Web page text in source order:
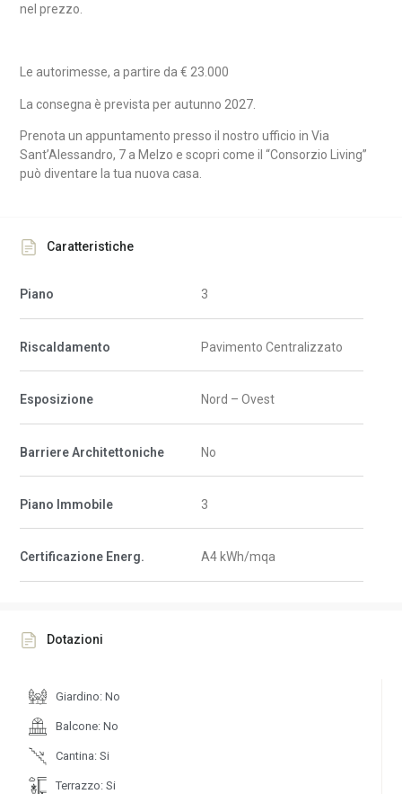
nel prezzo.
Le autorimesse, a partire da € 23.000
La consegna è prevista per autunno 2027.
Prenota un appuntamento presso il nostro ufficio in Via
Sant’Alessandro, 7 a Melzo e scopri come il “Consorzio Living”
può diventare la tua nuova casa.
Caratteristiche
Piano 3
Riscaldamento Pavimento Centralizzato
Esposizione Nord – Ovest
Barriere Architettoniche No
Piano Immobile 3
Certificazione Energ. A4 kWh/mqa
Dotazioni
Giardino: No
Balcone: No
Cantina: Si
Terrazzo: Si